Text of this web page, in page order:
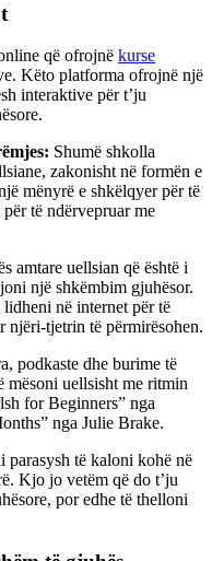
që ofrojnë kurse
Këto platforma ofrojnë një
interaktive për t’ju
Shumë shkolla
zakonisht në formën e
mënyrë e shkëlqyer për të
të ndërvepruar me
amtare uellsian që është i
një shkëmbim gjuhësor.
në internet për të
njëri-tjetrin të përmirësohen.
podkaste dhe burime të
mësoni uellsisht me ritmin
for Beginners” nga
nga Julie Brake.
parasysh të kaloni kohë në
Kjo jo vetëm që do t’ju
por edhe të thelloni